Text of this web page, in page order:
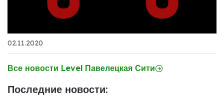
02.11.2020
Все новости Level Павелецкая Сити
Последние новости: